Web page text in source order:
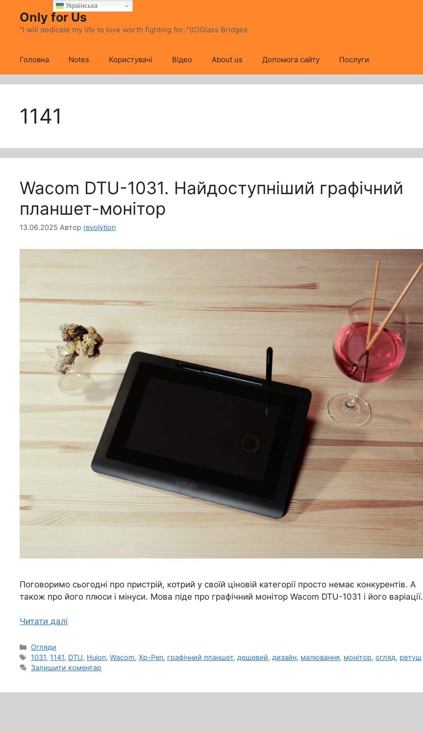
вмісту
Only for Us
"I will dedicate my life to love worth fighting for.."(C)Glass Bridges
Головна Notes Користувачі Відео About us Допомога сайту Послуги
1141
Wacom DTU-1031. Найдоступніший графічний
планшет-монітор
13.06.2025 Автор revolytion
Поговоримо сьогодні про пристрій, котрий у своїй ціновій категорії просто немає конкурентів. А
також про його плюси і мінуси. Мова піде про графічний монітор Wacom DTU-1031 і його варіації.
Читати далі
Категорії
Огляди
Позначки
1031, 1141, DTU, Huion,Wacom,Xp-Pen, графічний планшет, дешевий, дизайн, малювання, монітор,огляд, ретуш
Залишити коментар
Українська